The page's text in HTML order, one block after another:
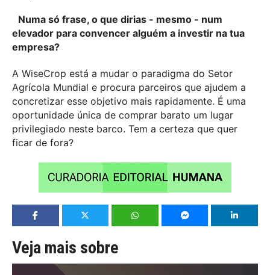
Numa só frase, o que dirias - mesmo - num
elevador para convencer alguém a investir na tua
empresa?
A WiseCrop está a mudar o paradigma do Setor
Agrícola Mundial e procura parceiros que ajudem a
concretizar esse objetivo mais rapidamente. É uma
oportunidade única de comprar barato um lugar
privilegiado neste barco. Tem a certeza que quer
ficar de fora?
Veja mais sobre